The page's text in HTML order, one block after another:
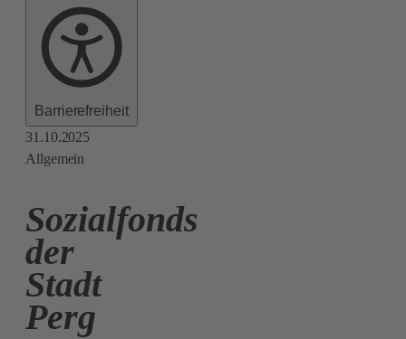
Barrierefreiheit
31.10.2025
Allgemein
Sozialfonds
der
Stadt
Perg